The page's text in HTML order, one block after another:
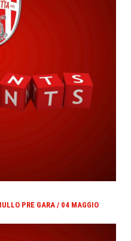
PRE GARA / 04 MAGGIO